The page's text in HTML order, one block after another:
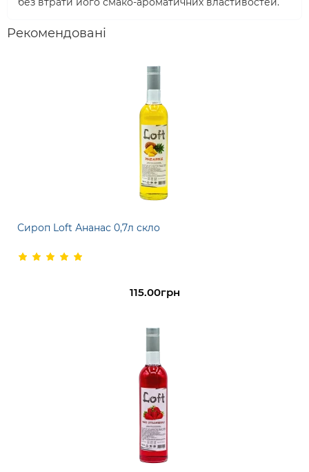
Рекомендовані
Сироп Loft Ананас 0,7л скло
115.00грн